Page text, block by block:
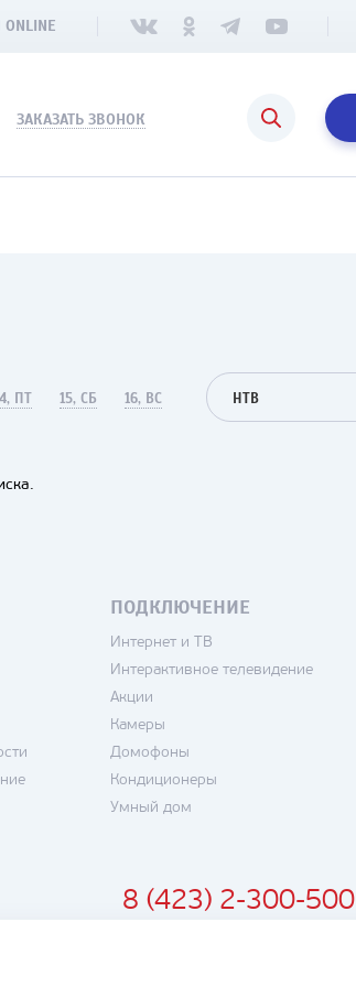
ЗАКАЗАТЬ ЗВОНОК
ПТ 15, СБ 16, ВС НТВ
ПОДКЛЮЧЕНИЕ
Интернет и ТВ
Интерактивное телевидение
Акции
Камеры
Домофоны
Кондиционеры
Умный дом
8 (423) 2-300-500